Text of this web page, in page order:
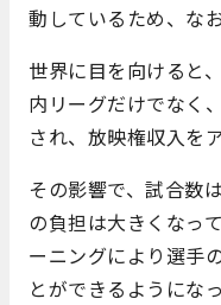
動しているため、な
世界に目を向けると
内リーグだけでなく
され、放映権収入を
その影響で、試合数
の負担は大きくなっ
ーニングにより選手
とができるようにな